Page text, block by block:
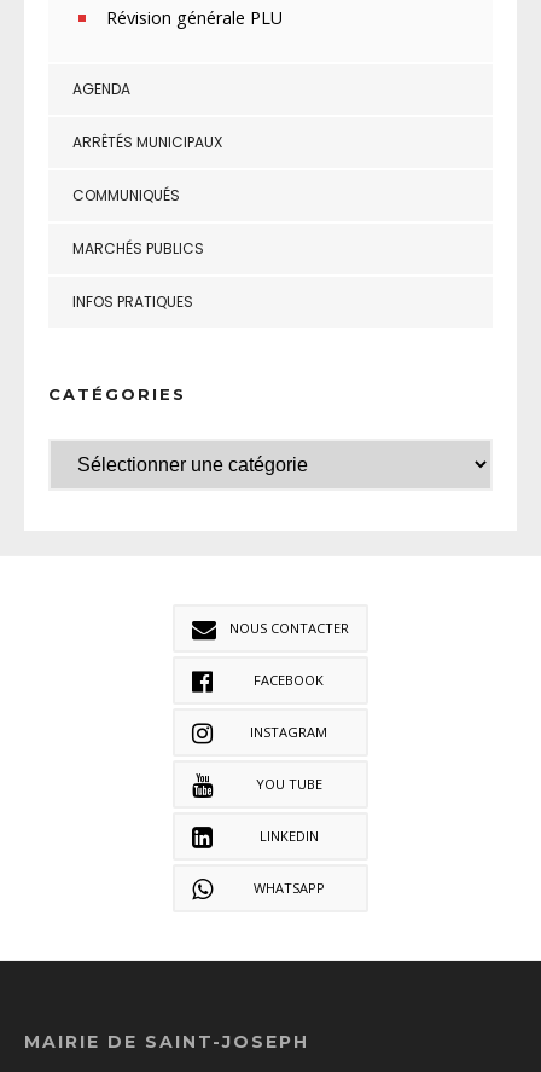
Révision générale PLU
AGENDA
ARRÊTÉS MUNICIPAUX
COMMUNIQUÉS
MARCHÉS PUBLICS
INFOS PRATIQUES
CATÉGORIES
NOUS CONTACTER
FACEBOOK
INSTAGRAM
YOU TUBE
LINKEDIN
WHATSAPP
MAIRIE DE SAINT-JOSEPH